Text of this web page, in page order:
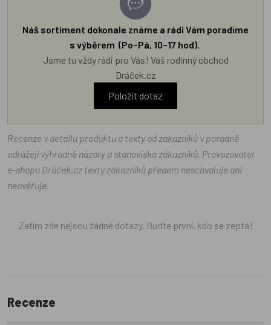
Náš sortiment dokonale známe a rádi Vám poradíme
s výběrem (Po–Pá, 10–17 hod).
Jsme tu vždy rádi pro Vás! Váš rodinný obchod
Dráček.cz
Položit dotaz
Recenze v detailu produktu a texty od zákazníků v poradně
odrážejí výhradně názory a stanoviska zákazníků. Provozovatel
e-shopu Dráček.cz texty zákazníků předem neschvaluje ani
neověřuje.
Zatím zde nejsou žádné dotazy. Buďte první, kdo se zeptá!
Recenze